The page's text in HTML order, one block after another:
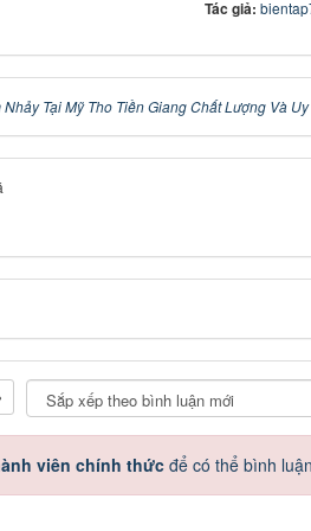
Tác giả:
Nhảy Tại Mỹ Tho Tiền Giang Chất Lượng Và
viên chính thứcđể có thể bình luận